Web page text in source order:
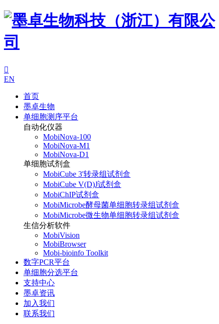

EN
首页
墨卓生物
单细胞测序平台
自动化仪器
MobiNova-100
MobiNova-M1
MobiNova-D1
单细胞试剂盒
MobiCube 3'转录组试剂盒
MobiCube V(D)J试剂盒
MobiChIP试剂盒
MobiMicrobe酵母菌单细胞转录组试剂盒
MobiMicrobe微生物单细胞转录组试剂盒
生信分析软件
MobiVision
MobiBrowser
Mobi-bioinfo Toolkit
数字PCR平台
单细胞分选平台
支持中心
墨卓资讯
加入我们
联系我们